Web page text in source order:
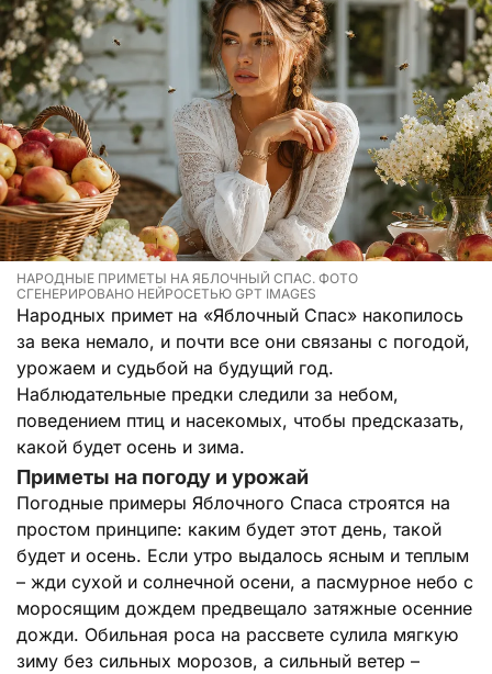
НАРОДНЫЕ ПРИМЕТЫ НА ЯБЛОЧНЫЙ СПАС. ФОТО
СГЕНЕРИРОВАНО НЕЙРОСЕТЬЮ GPT IMAGES
Народных примет на «Яблочный Спас» накопилось
за века немало, и почти все они связаны с погодой,
урожаем и судьбой на будущий год.
Наблюдательные предки следили за небом,
поведением птиц и насекомых, чтобы предсказать,
какой будет осень и зима.
Приметы на погоду и урожай
Погодные примеры Яблочного Спаса строятся на
простом принципе: каким будет этот день, такой
будет и осень. Если утро выдалось ясным и теплым
– жди сухой и солнечной осени, а пасмурное небо с
моросящим дождем предвещало затяжные осенние
дожди. Обильная роса на рассвете сулила мягкую
зиму без сильных морозов, а сильный ветер –